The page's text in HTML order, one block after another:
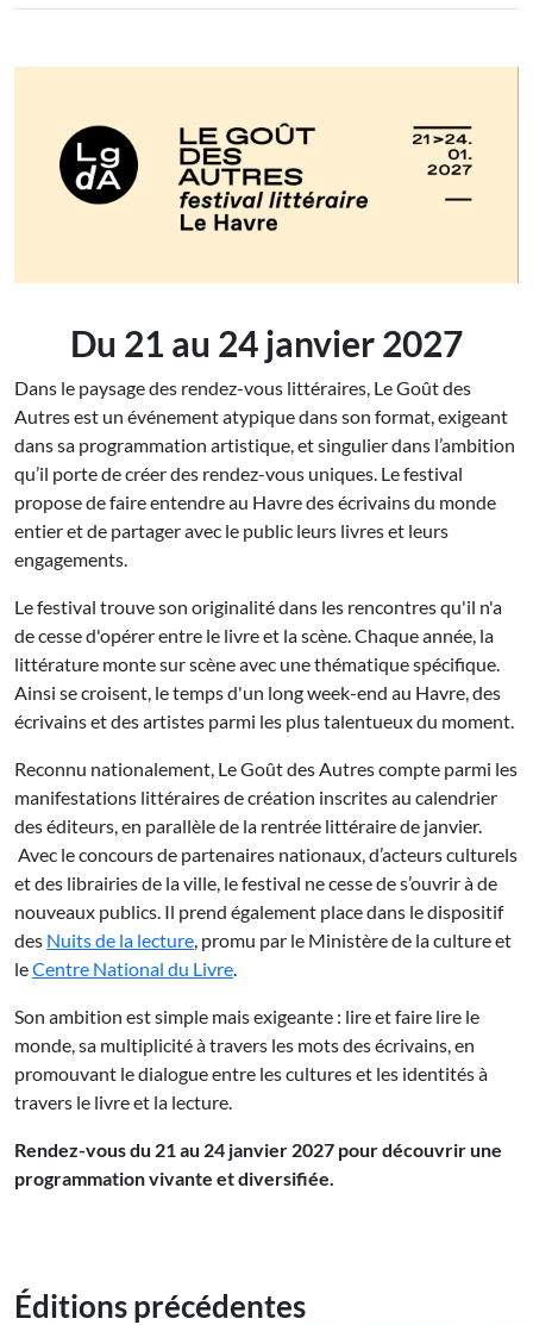
Du 21 au 24 janvier 2027
Dans le paysage des rendez-vous littéraires, Le Goût des
Autres est un événement atypique dans son format, exigeant
dans sa programmation artistique, et singulier dans l’ambition
qu’il porte de créer des rendez-vous uniques. Le festival
propose de faire entendre au Havre des écrivains du monde
entier et de partager avec le public leurs livres et leurs
engagements.
Le festival trouve son originalité dans les rencontres qu'il n'a
de cesse d'opérer entre le livre et la scène. Chaque année, la
littérature monte sur scène avec une thématique spécifique.
Ainsi se croisent, le temps d'un long week-end au Havre, des
écrivains et des artistes parmi les plus talentueux du moment.
Reconnu nationalement, Le Goût des Autres compte parmi les
manifestations littéraires de création inscrites au calendrier
des éditeurs, en parallèle de la rentrée littéraire de janvier.
Avec le concours de partenaires nationaux, d’acteurs culturels
et des librairies de la ville, le festival ne cesse de s’ouvrir à de
nouveaux publics. Il prend également place dans le dispositif
des Nuits de la lecture , promu par le Ministère de la culture et
leCentre National du Livre
Son ambition est simple mais exigeante : lire et faire lire le
monde, sa multiplicité à travers les mots des écrivains, en
promouvant le dialogue entre les cultures et les identités à
travers le livre et la lecture.
Rendez-vous du 21 au 24 janvier 2027 pour découvrir une
programmation vivante et diversifiée.
Éditions précédentes